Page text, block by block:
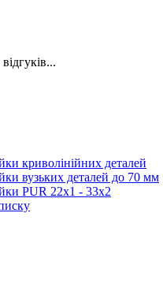
криволінійних деталей
вузьких деталей до 70 мм
PUR 22х1 ‐ 33х2